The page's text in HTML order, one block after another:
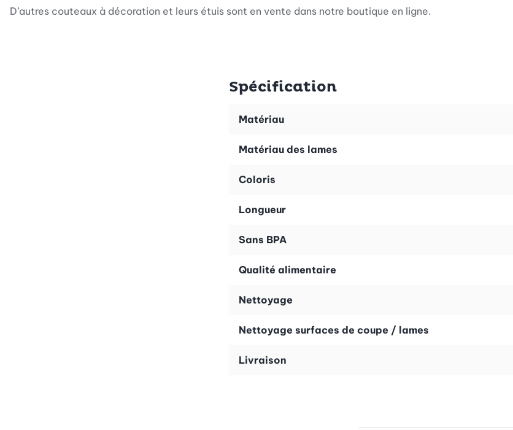
D’autres couteaux à décoration et leurs étuis sont en vente dans notre boutique en ligne.
Spécification
Matériau
Matériau des lames
Coloris
Longueur
Sans BPA
Qualité alimentaire
Nettoyage
Nettoyage surfaces de coupe / lames
Livraison